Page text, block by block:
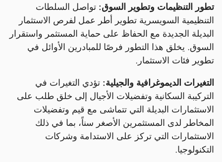
تطور التنظيمات وتطوير السوق: تواصل السلطات
التنظيمية السويسرية تطوير أطر عمل لفرص الاستثمار
البديلة الجديدة مع الحفاظ على حماية المستثمر واستقرار
السوق. يخلق هذا التطور فرصًا للمبادرين الأوائل في
تطوير فئات الاستثمار.
التغيرات الديموغرافية والجيلية: تؤدي التغيرات في
التركيبة السكانية وتفضيلات الأجيال إلى خلق طلب على
الاستثمارات البديلة التي تتماشى مع قيم وتفضيلات
المخاطر لدى المستثمرين الأصغر سناً، بما في ذلك
الاستثمارات التي تركز على الاستدامة وشركات
التكنولوجيا.